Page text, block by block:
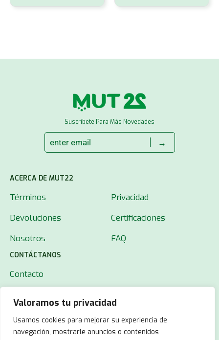
Valoramos tu privacidad
Usamos cookies para mejorar su experiencia de
navegación, mostrarle anuncios o contenidos
Suscríbete Para Más Novedades
→
ACERCA DE MUT22
Términos
Privacidad
Devoluciones
Certificaciones
Nosotros
FAQ
CONTÁCTANOS
Contacto